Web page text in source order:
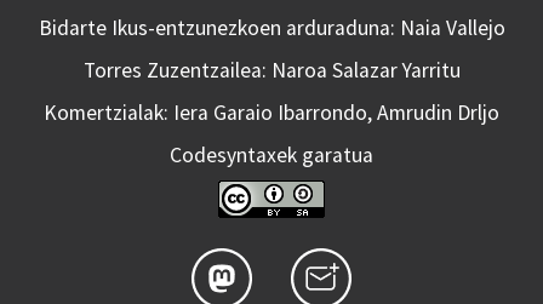
Bidarte Ikus-entzunezkoen arduraduna: Naia Vallejo
Torres Zuzentzailea: Naroa Salazar Yarritu
Komertzialak: Iera Garaio Ibarrondo, Amrudin Drljo
Codesyntaxek garatua